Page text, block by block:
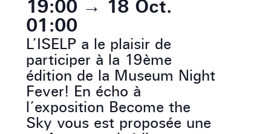
19:00 → 18 Oct.
01:00
L’ISELP a le plaisir de
participer à la 19ème
édition de la Museum Night
Fever! En écho à
l’exposition Become the
Sky vous est proposée une